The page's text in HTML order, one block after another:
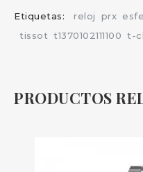
Etiquetas: reloj prx
tissot t1370102111100 t-
PRODUCTOS